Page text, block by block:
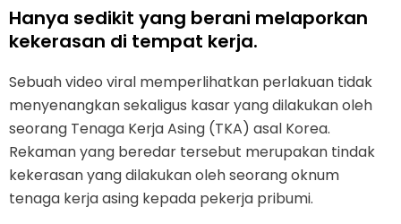
Hanya sedikit yang berani melaporkan
kekerasan di tempat kerja.
Sebuah video viral memperlihatkan perlakuan tidak
menyenangkan sekaligus kasar yang dilakukan oleh
seorang Tenaga Kerja Asing (TKA) asal Korea.
Rekaman yang beredar tersebut merupakan tindak
kekerasan yang dilakukan oleh seorang oknum
tenaga kerja asing kepada pekerja pribumi.